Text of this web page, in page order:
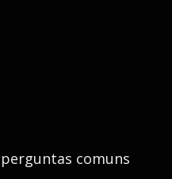
comuns